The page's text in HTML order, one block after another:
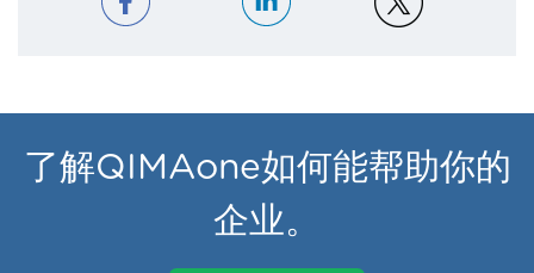
了解QIMAone如何能帮助你的
企业。